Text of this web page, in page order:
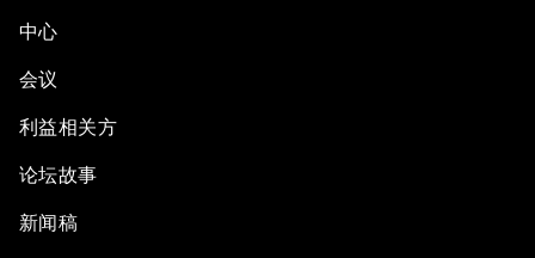
中心
会议
利益相关方
论坛故事
新闻稿